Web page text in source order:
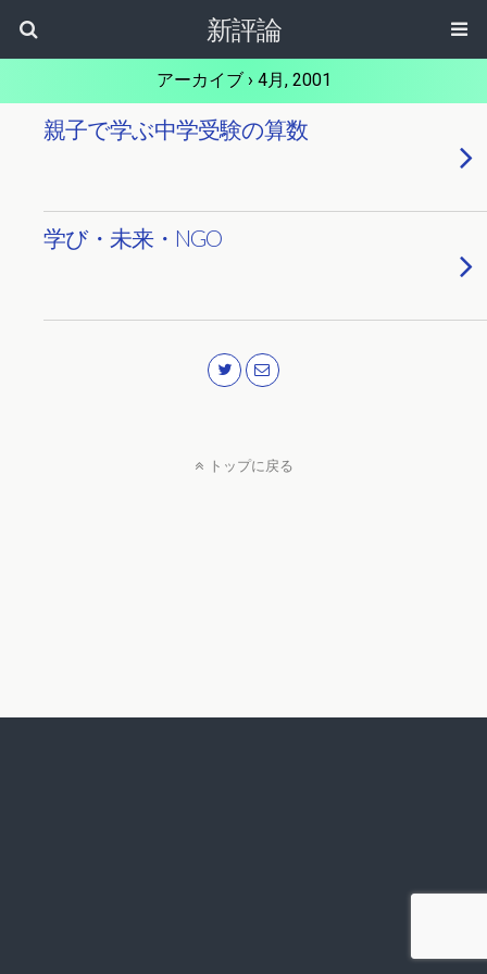
新評論
アーカイブ › 4月, 2001
親子で学ぶ中学受験の算数
学び・未来・NGO
トップに戻る